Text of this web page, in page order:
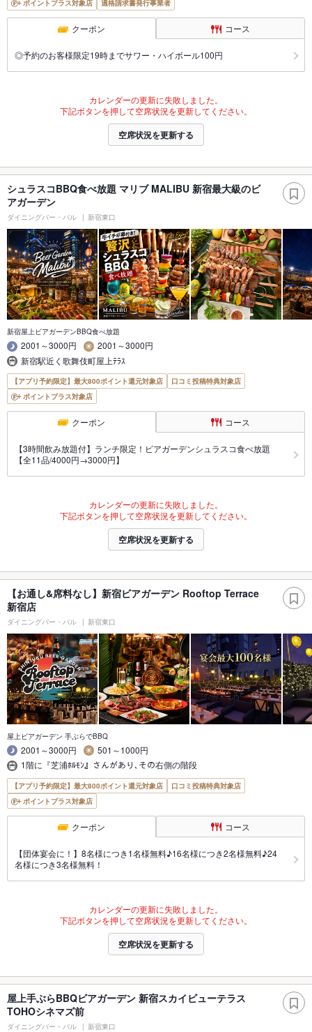
ポイントプラス対象店 適格請求書発行事業者
クーポン コース
◎予約のお客様限定19時までサワー・ハイボール100円
カレンダーの更新に失敗しました。
下記ボタンを押して空席状況を更新してください。
空席状況を更新する
シュラスコBBQ食べ放題 マリブ MALIBU 新宿最大級のビ
アガーデン
ダイニングバー・バル 新宿東口
新宿屋上ビアガーデンBBQ食べ放題
2001～3000円
2001～3000円
新宿駅近く歌舞伎町屋上ﾃﾗｽ
【アプリ予約限定】最大800ポイント還元対象店
口コミ投稿特典対象店
ポイントプラス対象店
クーポン コース
【3時間飲み放題付】ランチ限定！ビアガーデンシュラスコ食べ放題
【全11品/4000円→3000円】
カレンダーの更新に失敗しました。
下記ボタンを押して空席状況を更新してください。
空席状況を更新する
【お通し&席料なし】新宿ビアガーデン Rooftop Terrace
新宿店
ダイニングバー・バル 新宿東口
屋上ビアガーデン 手ぶらでBBQ
2001～3000円
501～1000円
1階に『芝浦ﾎﾙﾓﾝ』さんがあり､その右側の階段
【アプリ予約限定】最大800ポイント還元対象店
口コミ投稿特典対象店
ポイントプラス対象店
クーポン コース
【団体宴会に！】8名様につき1名様無料♪16名様につき2名様無料♪24
名様につき3名様無料！
カレンダーの更新に失敗しました。
下記ボタンを押して空席状況を更新してください。
空席状況を更新する
屋上手ぶらBBQビアガーデン 新宿スカイビューテラス
TOHOシネマズ前
ダイニングバー・バル 新宿東口